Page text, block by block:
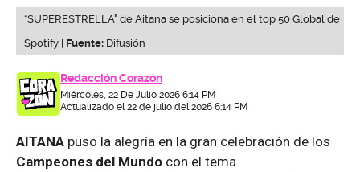
“SUPERESTRELLA" de Aitana se posiciona en el top 50 Global de
Spotify | Fuente: Difusión
Redacción Corazón
Miércoles, 22 De Julio 2026 6:14 PM
Actualizado el 22 de julio del 2026 6:14 PM
AITANA puso la alegría en la gran celebración de los
Campeones del Mundo con el tema